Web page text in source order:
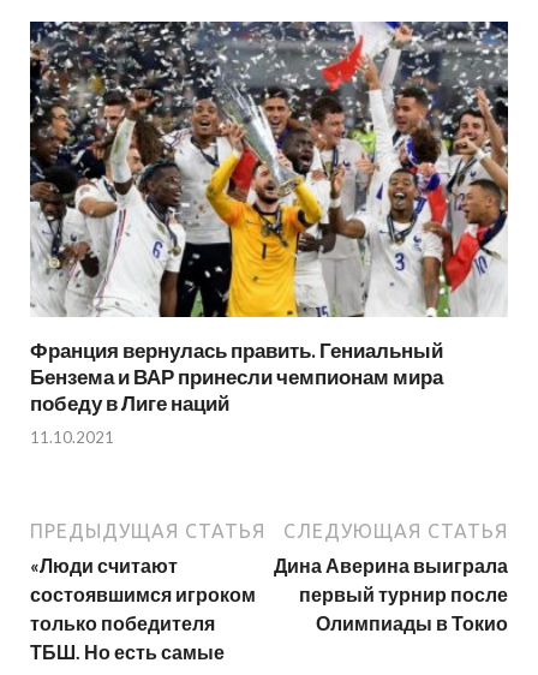
Франция вернулась править. Гениальный
Бензема и ВАР принесли чемпионам мира
победу в Лиге наций
11.10.2021
ПРЕДЫДУЩАЯ СТАТЬЯ
«Люди считают
состоявшимся игроком
только победителя
ТБШ. Но есть самые
СЛЕДУЮЩАЯ СТАТЬЯ
Дина Аверина выиграла
первый турнир после
Олимпиады в Токио